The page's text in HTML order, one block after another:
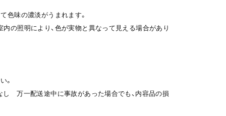
色味の濃淡がうまれます。
内の照明により、色が実物と異なって見える場合があり
。
し 万一配送途中に事故があった場合でも、内容品の損